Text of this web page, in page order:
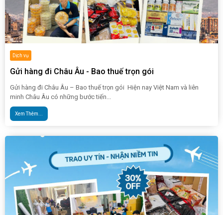
Dịch vụ
Gửi hàng đi Châu Âu - Bao thuế trọn gói
Gửi hàng đi Châu Âu – Bao thuế trọn gói Hiện nay Việt Nam và liên
minh Châu Âu có những bước tiến...
Xem Thêm...